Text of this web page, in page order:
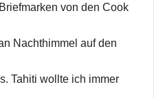
von den Cook
Nachthimmel auf den
Tahiti wollte ich immer